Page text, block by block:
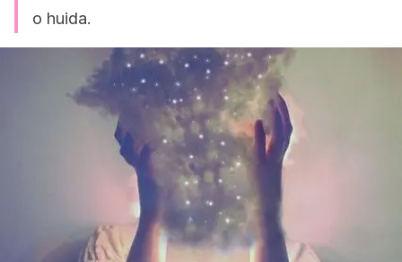
o huida.